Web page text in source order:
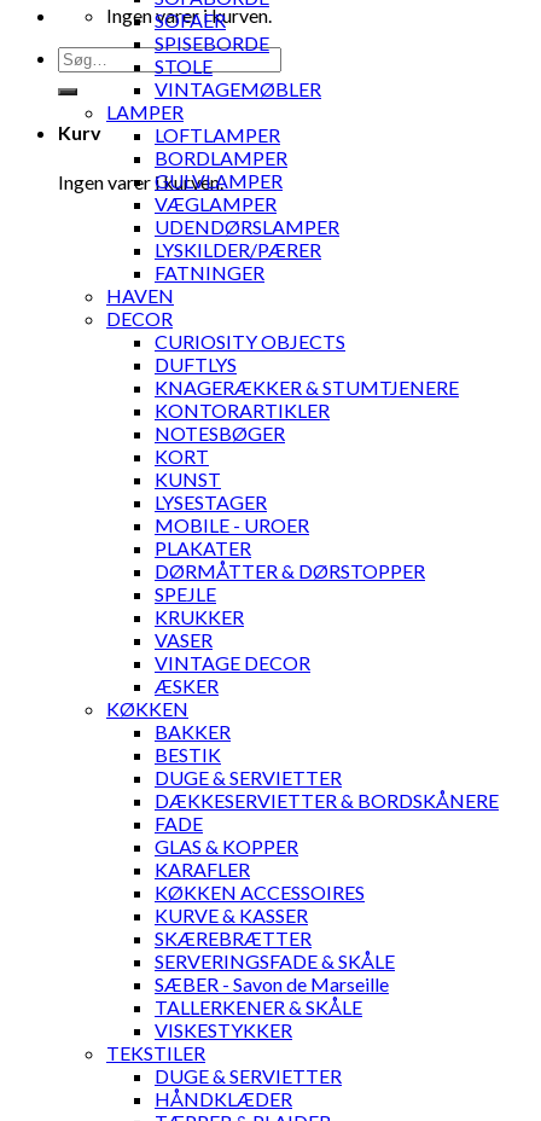
Ingen varer i kurven.
Søg
efter:
Kurv
Ingen varer i kurven.
SOFAER
SPISEBORDE
STOLE
VINTAGEMØBLER
LAMPER
LOFTLAMPER
BORDLAMPER
GULVLAMPER
VÆGLAMPER
UDENDØRSLAMPER
LYSKILDER/PÆRER
FATNINGER
HAVEN
DECOR
CURIOSITY OBJECTS
DUFTLYS
KNAGERÆKKER & STUMTJENERE
KONTORARTIKLER
NOTESBØGER
KORT
KUNST
LYSESTAGER
MOBILE - UROER
PLAKATER
DØRMÅTTER & DØRSTOPPER
SPEJLE
KRUKKER
VASER
VINTAGE DECOR
ÆSKER
KØKKEN
BAKKER
BESTIK
DUGE & SERVIETTER
DÆKKESERVIETTER & BORDSKÅNERE
FADE
GLAS & KOPPER
KARAFLER
KØKKEN ACCESSOIRES
KURVE & KASSER
SKÆREBRÆTTER
SERVERINGSFADE & SKÅLE
SÆBER - Savon de Marseille
TALLERKENER & SKÅLE
VISKESTYKKER
TEKSTILER
DUGE & SERVIETTER
HÅNDKLÆDER